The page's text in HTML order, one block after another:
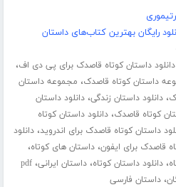
رایگان بهترین کتاب‌های داستان
دانلود داستان کوتاه قاصدک برای پی دی اف،
داستان کوتاه قاصدک، مجموعه داستان
،دانلود داستان زندگی،دانلود داستان
کوتاه قاصدک،دانلود داستان کوتاه
داستان کوتاه قاصدک برای اندروید،دانلود
قاصدک برای ایفون،داستان های کوتاه،
،دانلود داستان کوتاه،داستان ایرانی،pdf
،داستان فارسی